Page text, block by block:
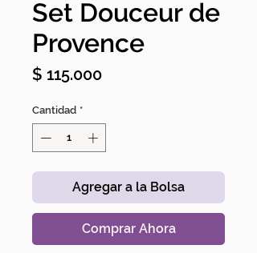
Set Douceur de
Provence
$ 115.000Precio
Cantidad *
Agregar a la Bolsa
Comprar Ahora